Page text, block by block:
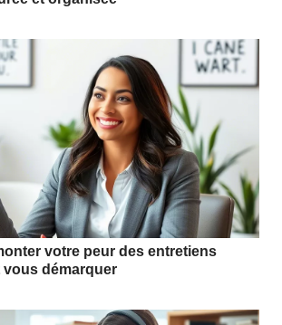
votre peur des entretiens
démarquer